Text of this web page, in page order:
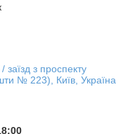
з проспекту
№ 223), Київ, Україна